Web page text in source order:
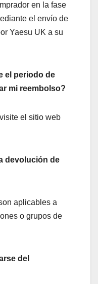
en la fase
el envío de
Yaesu UK a su
el periodo de
mi reembolso?
el sitio web
devolución de
aplicables a
o grupos de
del